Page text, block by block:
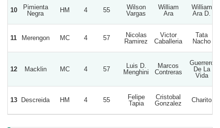
10
Pimienta
Negra
HM 4 55
Wilson
Vargas
William
Ara
William
Ara D.
11 Merengon MC 4 57
Nicolas
Ramirez
Victor
Caballeria
Tata
Nacho
12 Macklin MC 4 57
Luis D.
Menghini
Marcos
Contreras
Guerrero
De La
Vida
13 Descreida HM 4 55
Felipe
Tapia
Cristobal
Gonzalez
Charito